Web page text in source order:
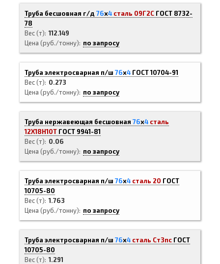
Труба бесшовная г/д 76х4 сталь 09Г2С ГОСТ 8732-
78
Вес (т) 112.149
Цена (руб./тонну)
по запросу
Труба электросварная п/ш 76х4 ГОСТ 10704-91
Вес (т)
0.273
Цена (руб./тонну)
по запросу
Труба нержавеющая бесшовная 76х4 сталь
12Х18Н10Т ГОСТ 9941-81
Вес (т)
0.06
Цена (руб./тонну)
по запросу
Труба электросварная п/ш 76х4 сталь 20 ГОСТ
10705-80
Вес (т) 1.763
Цена (руб./тонну)
по запросу
Труба электросварная п/ш 76х4 сталь Ст3пс ГОСТ
10705-80
Вес (т) 1.291